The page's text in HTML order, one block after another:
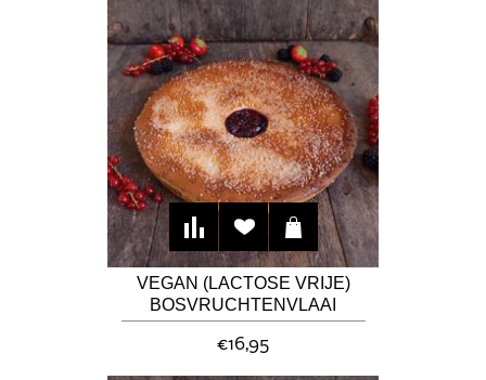
VEGAN (LACTOSE VRIJE)
BOSVRUCHTENVLAAI
(30CM)
€16,95